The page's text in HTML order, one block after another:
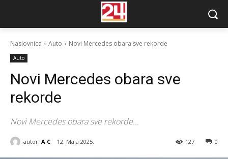
Naslovnica Auto Novi Mercedes obara sve rekorde
Auto
Novi Mercedes obara sve
rekorde
Novi Mercedes obara sve rekorde...
autor: A C 12. Maja 2025. 0
127